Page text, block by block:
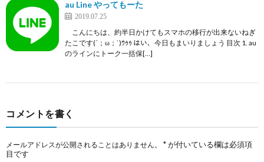
au Line やってもーた
2019.07.25
こんにちは、約半日かけてもスマホの移行が出来ないねぎ
たこです(´；ω；`)ｳｩｩ はい、今日もまいりましょう 目次 1. au
のラインにトーク一括保[…]
コメントを書く
メールアドレスが公開されることはありません。 *が付いている欄は必須項
目です